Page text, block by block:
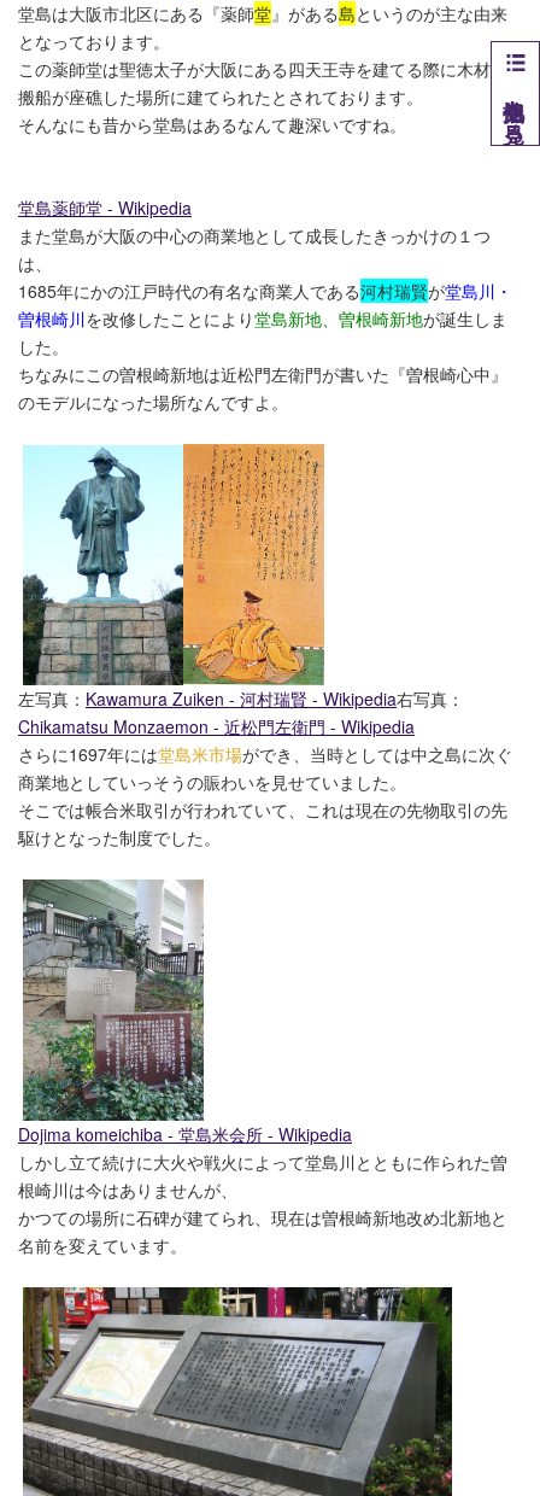
堂島は大阪市北区にある『薬師堂』がある島というのが主な由来
となっております。
この薬師堂は聖徳太子が大阪にある四天王寺を建てる際に木材運
搬船が座礁した場所に建てられたとされております。
そんなにも昔から堂島はあるなんて趣深いですね。
堂島薬師堂 - Wikipedia
また堂島が大阪の中心の商業地として成長したきっかけの１つ
は、
1685年にかの江戸時代の有名な商業人である河村瑞賢が堂島川・
曽根崎川を改修したことにより堂島新地、曽根崎新地が誕生しま
した。
ちなみにこの曽根崎新地は近松門左衛門が書いた『曽根崎心中』
のモデルになった場所なんですよ。
左写真： Kawamura Zuiken - 河村瑞賢 - Wikipedia右写真：
Chikamatsu Monzaemon - 近松門左衛門 - Wikipedia
さらに1697年には堂島米市場ができ、当時としては中之島に次ぐ
商業地としていっそうの賑わいを見せていました。
そこでは帳合米取引が行われていて、これは現在の先物取引の先
駆けとなった制度でした。
Dojima komeichiba - 堂島米会所 - Wikipedia
しかし立て続けに大火や戦火によって堂島川とともに作られた曽
根崎川は今はありませんが、
かつての場所に石碑が建てられ、現在は曽根崎新地改め北新地と
名前を変えています。
他拠点を見る